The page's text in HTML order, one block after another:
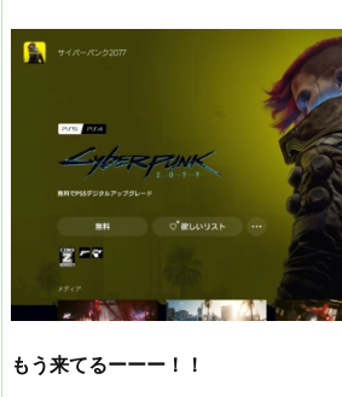
もう来てるーーー！！